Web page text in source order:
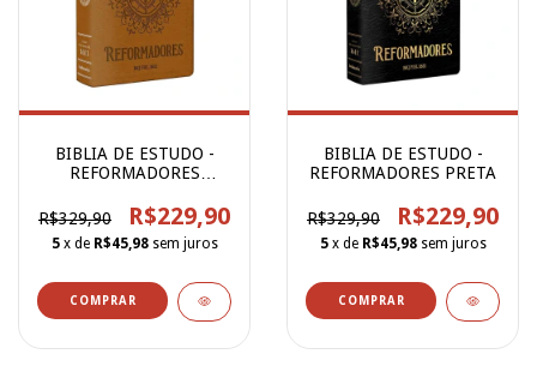
BIBLIA DE ESTUDO -
REFORMADORES
R$329,90
R$229,90
5 x de R$45,98 sem juros
BIBLIA DE ESTUDO -
REFORMADORES PRETA
R$329,90 R$229,90
5 x de R$45,98 sem juros